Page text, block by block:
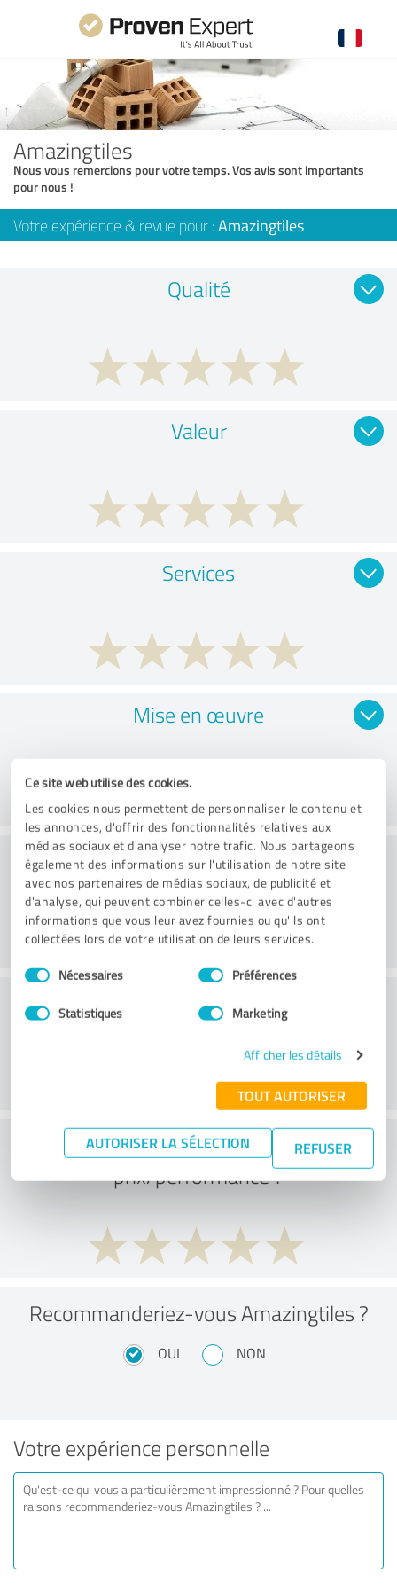
Ce site web utilise des cookies.
Les cookies nous permettent de personnaliser le contenu et
les annonces, d'offrir des fonctionnalités relatives aux
médias sociaux et d'analyser notre trafic. Nous partageons
également des informations sur l'utilisation de notre site
avec nos partenaires de médias sociaux, de publicité et
d'analyse, qui peuvent combiner celles-ci avec d'autres
informations que vous leur avez fournies ou qu'ils ont
collectées lors de votre utilisation de leurs services.
Sélection
du
Nécessaires Préférences
Statistiques Marketing
Afficher les détails
TOUT AUTORISER
AUTORISER LA SÉLECTION REFUSER
Amazingtiles
Nous vous remercions pour votre temps. Vos avis sont importants
pour nous !
Votre expérience & revue pour : Amazingtiles
Qualité
Valeur
Services
Mise en œuvre
Conseil
Service à la clientèle
Que pensez-vous du rapport
prix/performance ?
Recommanderiez-vous Amazingtiles ?
OUI NON
Votre expérience personnelle